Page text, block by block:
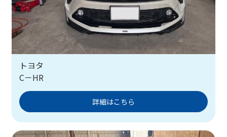
トヨタ
C－HR
詳細はこちら